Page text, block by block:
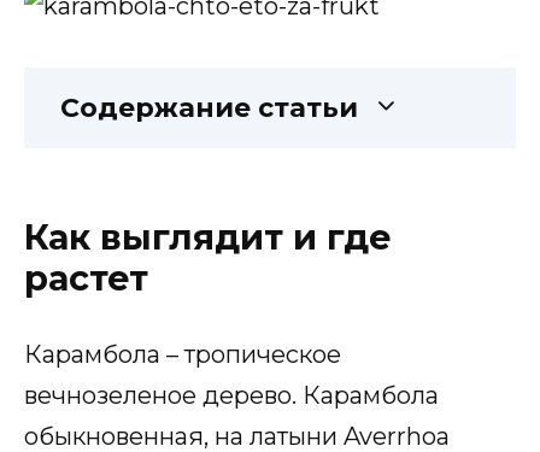
Содержание статьи
Как выглядит и где
растет
Карамбола – тропическое
вечнозеленое дерево. Карамбола
обыкновенная, на латыни Averrhoa